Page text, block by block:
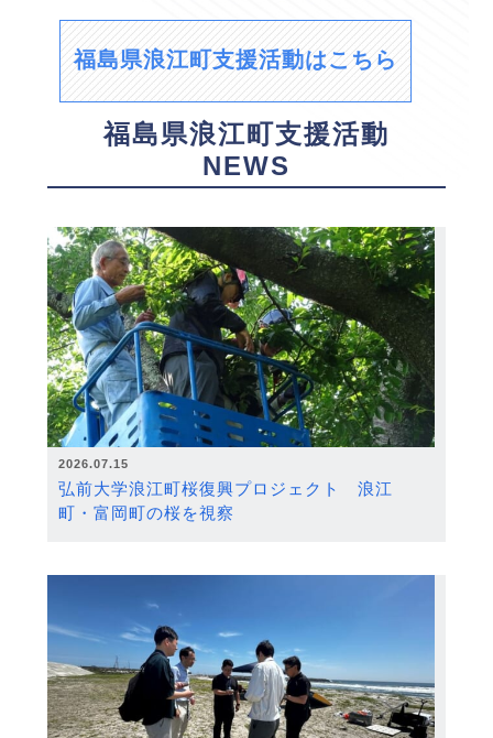
福島県浪江町支援活動はこちら
福島県浪江町支援活動
NEWS
2026.07.15
弘前大学浪江町桜復興プロジェクト 浪江
町・富岡町の桜を視察